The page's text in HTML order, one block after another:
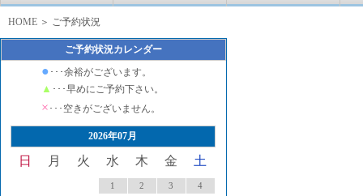
HOME ＞ ご予約状況
ご予約状況カレンダー
● ･･･余裕がございます。
▲ ･･･早めにご予約下さい。
× ･･･空きがございません。
2026年07月
日 月 火 水 木 金 土
1 2 3 4